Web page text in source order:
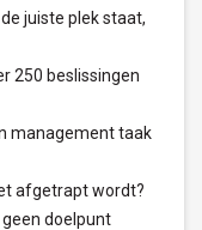
juiste plek staat,
250 beslissingen
management taak
afgetrapt wordt?
doelpunt